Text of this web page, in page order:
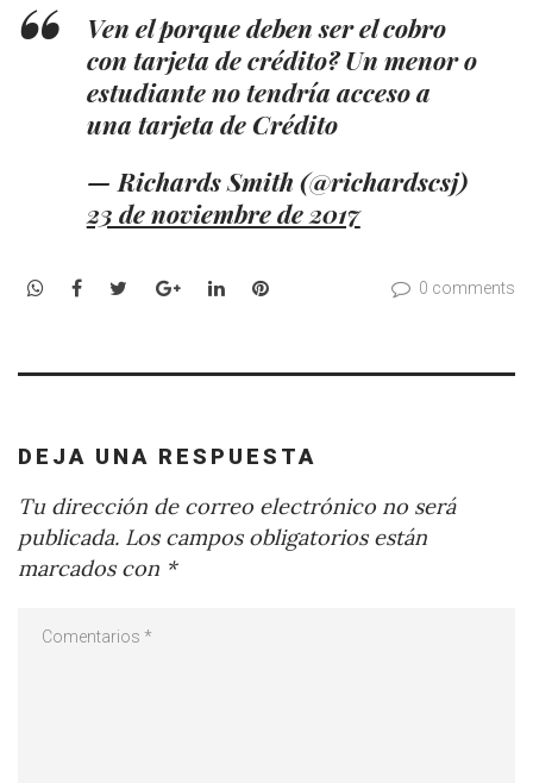
Ven el porque deben ser el cobro
con tarjeta de crédito? Un menor o
estudiante no tendría acceso a
una tarjeta de Crédito
— Richards Smith (@richardscsj)
23 de noviembre de 2017
WhatsApp
Facebook
TwitterGoogle+LinkedInPinterest 0 comments
DEJA UNA RESPUESTA
Tu dirección de correo electrónico no será
publicada. Los campos obligatorios están
marcados con *